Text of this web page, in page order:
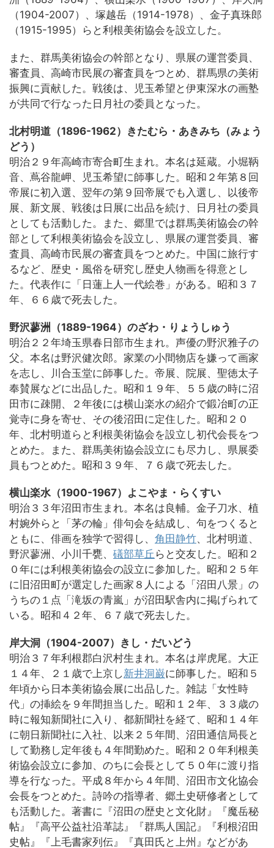
（1904-2007）、塚越岳（1914-1978）、金子真珠郎
（1915-1995）らと利根美術協会を設立した。
また、群馬美術協会の幹部となり、県展の運営委員、
審査員、高崎市民展の審査員をつとめ、群馬県の美術
振興に貢献した。戦後は、児玉希望と伊東深水の画塾
が共同で行なった日月社の委員となった。
北村明道（1896-1962）きたむら・あきみち（みょう
どう）
明治２９年高崎市寄合町生まれ。本名は延蔵。小堀鞆
音、蔦谷龍岬、児玉希望に師事した。昭和２年第８回
帝展に初入選、翌年の第９回帝展でも入選し、以後帝
展、新文展、戦後は日展に出品を続け、日月社の委員
としても活動した。また、郷里では群馬美術協会の幹
部として利根美術協会を設立し、県展の運営委員、審
査員、高崎市民展の審査員をつとめた。中国に旅行す
るなど、歴史・風俗を研究し歴史人物画を得意とし
た。代表作に「日蓮上人一代絵巻」がある。昭和３７
年、６６歳で死去した。
野沢蓼洲（1889-1964）のざわ・りょうしゅう
明治２２年埼玉県春日部市生まれ。声優の野沢雅子の
父。本名は野沢健次郎。家業の小間物店を嫌って画家
を志し、川合玉堂に師事した。帝展、院展、聖徳太子
奉賛展などに出品した。昭和１９年、５５歳の時に沼
田市に疎開、２年後には横山楽水の紹介で鍛冶町の正
覚寺に身を寄せ、その後沼田に定住した。昭和２０
年、北村明道らと利根美術協会を設立し初代会長をつ
とめた。また、群馬美術協会設立にも尽力し、県展委
員もつとめた。昭和３９年、７６歳で死去した。
横山楽水（1900-1967）よこやま・らくすい
明治３３年沼田市生まれ。本名は良輔。金子刀水、植
村婉外らと「茅の輪」俳句会を結成し、句をつくると
ともに、俳画を独学で習得し、 角田静竹、北村明道、
野沢蓼洲、小川千甕、 礒部草丘 らと交友した。昭和２
０年には利根美術協会の設立に参加した。昭和２５年
に旧沼田町が選定した画家８人による「沼田八景」の
うちの１点「滝坂の青嵐」が沼田駅舎内に掲げられて
いる。昭和４２年、６７歳で死去した。
岸大洞（1904-2007）きし・だいどう
明治３７年利根郡白沢村生まれ。本名は岸虎尾。大正
１４年、２１歳で上京し新井洞巌に師事した。昭和５
年頃から日本美術協会展に出品した。雑誌「女性時
代」の挿絵を９年間担当した。昭和１２年、３３歳の
時に報知新聞社に入り、都新聞社を経て、昭和１４年
に朝日新聞社に入社、以来２５年間、沼田通信局長と
して勤務し定年後も４年間勤めた。昭和２０年利根美
術協会設立に参加、のちに会長として５０年に渡り指
導を行なった。平成８年から４年間、沼田市文化協会
会長をつとめた。詩吟の指導者、郷土史研修者として
も活動した。著書に『沼田の歴史と文化財』『魔岳秘
帖』『高平公益社沿革誌』『群馬人国記』『利根沼田
史帖』『上毛書家列伝』『真田氏と上州』などがあ